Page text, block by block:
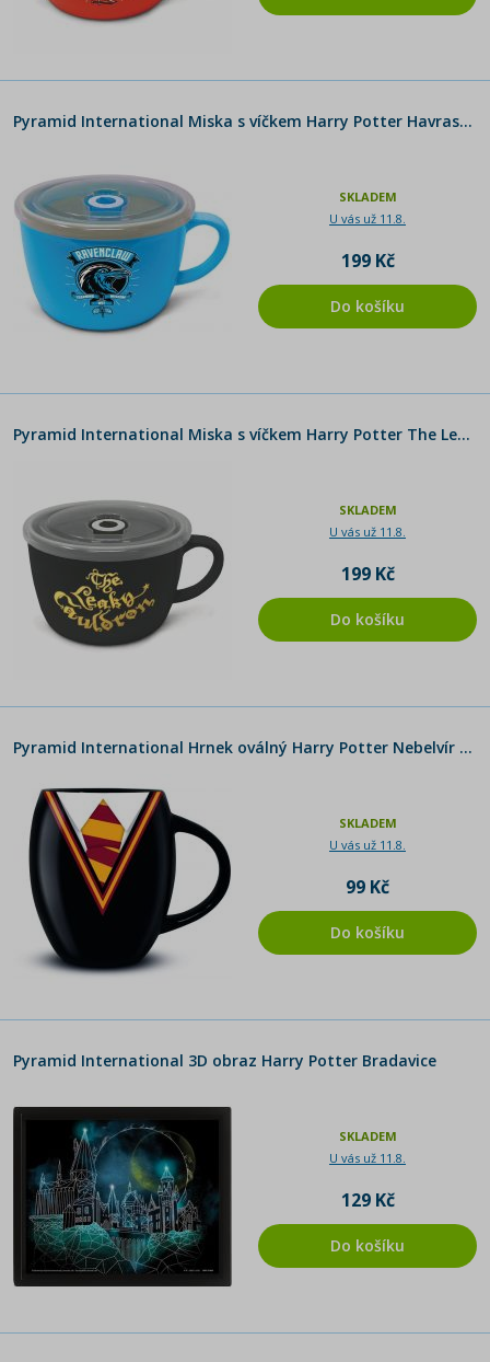
Pyramid International Miska s víčkem Harry Potter Havraspár
SKLADEM
U vás už 11.8.
199 Kč
Do košíku
Pyramid International Miska s víčkem Harry Potter The Leaky Cauldron
SKLADEM
U vás už 11.8.
199 Kč
Do košíku
Pyramid International Hrnek oválný Harry Potter Nebelvír 425 ml
SKLADEM
U vás už 11.8.
99 Kč
Do košíku
Pyramid International 3D obraz Harry Potter Bradavice
SKLADEM
U vás už 11.8.
129 Kč
Do košíku